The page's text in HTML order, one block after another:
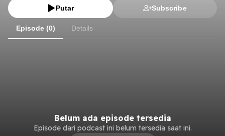
Putar Subscribe
Episode (0) Details
Belum ada episode tersedia
Episode dari podcast ini belum tersedia saat ini.